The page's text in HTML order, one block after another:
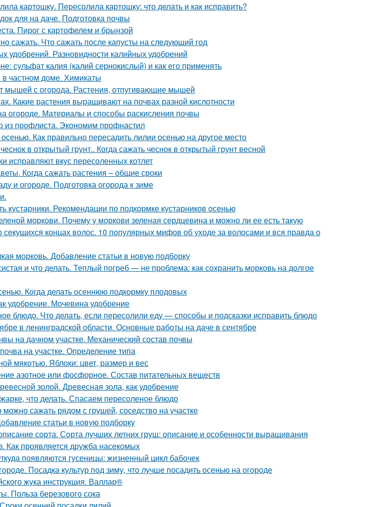
картошку. Пересолила картошку: что делать и как исправить?
для на даче. Подготовка почвы
Пирог с картофелем и брынзой
сажать. Что сажать после капусты на следующий год
удобрений. Разновидности калийных удобрений
сульфат калия (калий сернокислый) и как его применять
частном доме. Химикаты
мышей с огорода. Растения, отпугивающие мышей
Какие растения выращивают на почвах разной кислотности
огороде. Материалы и способы раскисления почвы
профлиста. Экономим профнастил
Как правильно пересадить лилии осенью на другое место
в открытый грунт.. Когда сажать чеснок в открытый грунт весной
исправляют вкус пересоленных котлет
Когда сажать растения – общие сроки
и огороде. Подготовка огорода к зиме
кустарники. Рекомендации по подкормке кустарников осенью
моркови. Почему у моркови зеленая сердцевина и можно ли ее есть такую
концах волос. 10 популярных мифов об уходе за волосами и вся правда о
морковь. Добавление статьи в новую подборку
и что делать. Теплый погреб — не проблема: как сохранить морковь на долгое
Когда делать осеннюю подкормку плодовых
удобрение. Мочевина удобрение
блюдо. Что делать, если пересолили еду — способы и подсказки исправить блюдо
в ленинградской области. Основные работы на даче в сентябре
на дачном участке. Механический состав почвы
на участке. Определение типа
мякотью. Яблоки: цвет, размер и вес
азотное или фосфорное. Состав питательных веществ
золой. Древесная зола, как удобрение
что делать. Спасаем пересоленое блюдо
сажать рядом с грушей, соседство на участке
статьи в новую подборку
сорта. Сорта лучших летних груш: описание и особенности выращивания
Как проявляется дружба насекомых
появляются гусеницы: жизненный цикл бабочек
Посадка культур под зиму, что лучше посадить осенью на огороде
жука инструкция. Валлар®
Польза березового сока